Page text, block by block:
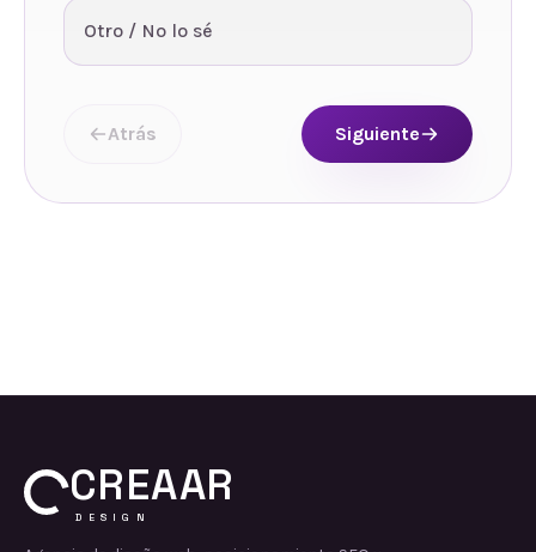
Otro / No lo sé
Atrás Siguiente
CREAAR
DESIGN